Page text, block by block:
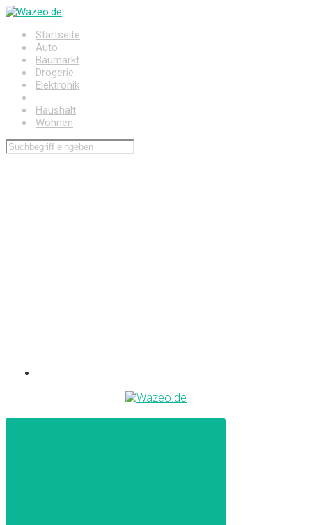
Zum
springenStartseite
Auto
Baumarkt
Drogerie
Elektronik
Haushalt
Wohnen